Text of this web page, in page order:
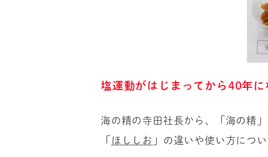
塩運動がはじまってから40年に
海の精の寺田社長から、「海の精
ほししお 」の違いや使い方につ